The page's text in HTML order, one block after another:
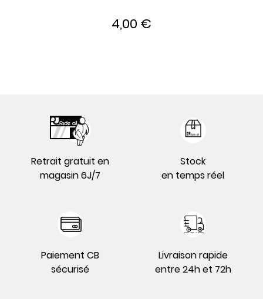
4,00 €
Retrait gratuit en
magasin 6J/7
Stock
en temps réel
Paiement CB
sécurisé
Livraison rapide
entre 24h et 72h